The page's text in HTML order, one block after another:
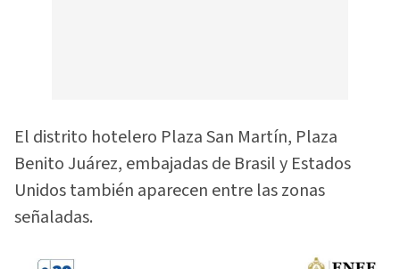
El distrito hotelero Plaza San Martín, Plaza
Benito Juárez, embajadas de Brasil y Estados
Unidos también aparecen entre las zonas
señaladas.